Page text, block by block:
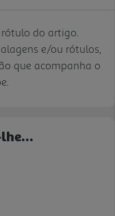
do artigo.
e/ou rótulos,
que acompanha o